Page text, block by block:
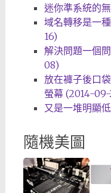
迷你準系統的
域名轉移是一
16)
解決問題一個
08)
放在褲子後口
螢幕 (2014-
又是一堆明顯
隨機美圖